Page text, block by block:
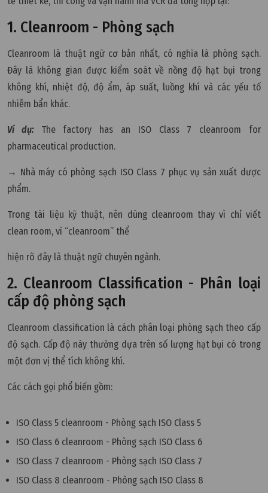
1. Cleanroom - Phòng sạch
Cleanroom là thuật ngữ cơ bản nhất, có nghĩa là phòng sạch.
Đây là không gian được kiểm soát về nồng độ hạt bụi trong
không khí, nhiệt độ, độ ẩm, áp suất, luồng khí và các yếu tố
nhiễm bẩn khác.
Ví dụ: The factory has an ISO Class 7 cleanroom for
pharmaceutical production.
→ Nhà máy có phòng sạch ISO Class 7 phục vụ sản xuất dược
phẩm.
Trong tài liệu kỹ thuật, nên dùng cleanroom thay vì chỉ viết
clean room, vì “cleanroom” thể
hiện rõ đây là thuật ngữ chuyên ngành.
2. Cleanroom Classification - Phân loại
cấp độ phòng sạch
Cleanroom classification là cách phân loại phòng sạch theo cấp
độ sạch. Cấp độ này thường dựa trên số lượng hạt bụi có trong
một đơn vị thể tích không khí.
Các cách gọi phổ biến gồm:
ISO Class 5 cleanroom - Phòng sạch ISO Class 5
ISO Class 6 cleanroom - Phòng sạch ISO Class 6
ISO Class 7 cleanroom - Phòng sạch ISO Class 7
ISO Class 8 cleanroom - Phòng sạch ISO Class 8